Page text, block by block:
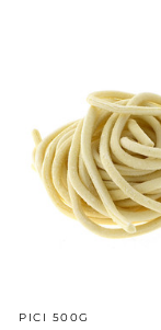
PICI 500G